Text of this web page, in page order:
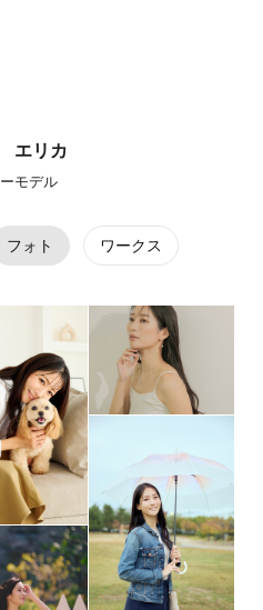
エリカ
モデル
フォト ワークス